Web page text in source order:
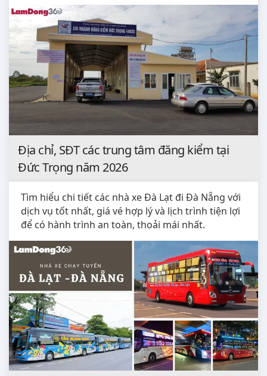
Địa chỉ, SĐT các trung tâm đăng kiểm tại
Đức Trọng năm 2026
Tìm hiểu chi tiết các nhà xe Đà Lạt đi Đà Nẵng với
dịch vụ tốt nhất, giá vé hợp lý và lịch trình tiện lợi
để có hành trình an toàn, thoải mái nhất.